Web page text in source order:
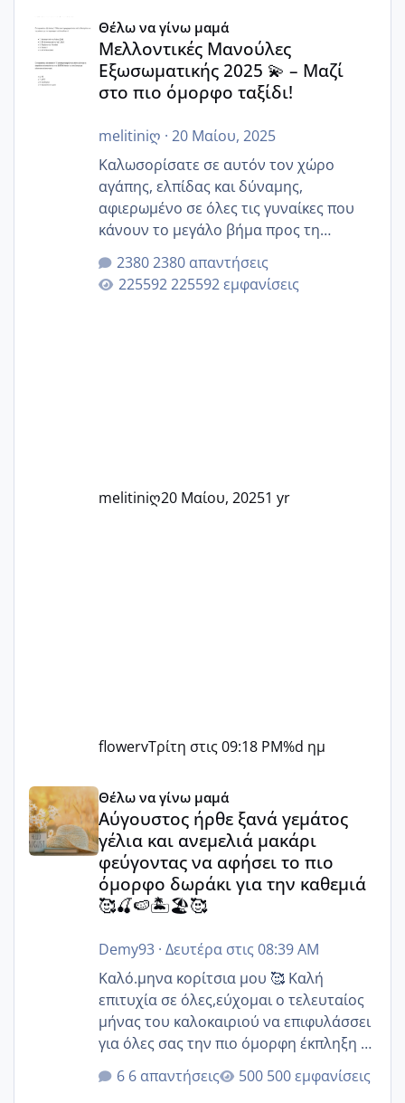
Μελλοντικές Μανούλες Εξωσωματικής 2025 💫 – Μαζί
Θέλω να γίνω μαμά
Μελλοντικές Μανούλες
Εξωσωματικής 2025 💫 – Μαζί
στο πιο όμορφο ταξίδι!
melitiniღ · 20 Μαίου, 2025
Καλωσορίσατε σε αυτόν τον χώρο
αγάπης, ελπίδας και δύναμης,
αφιερωμένο σε όλες τις γυναίκες που
κάνουν το μεγάλο βήμα προς τη
μητρότητα μέσω εξωσωματικής το 2025.
Εδώ θα μοιραστούμε αγωνίες, χαρές,
εμπειρίες και κάθε μικρή ή μεγάλη
2380 απαντήσεις
225592 εμφανίσεις
melitiniღ20 Μαίου, 20251 yr
flowervΤρίτη στις 09:18 PM%d ημ
Αύγουστος ήρθε ξανά γεμάτος γέλια και ανεμελιά
Θέλω να γίνω μαμά
Αύγουστος ήρθε ξανά γεμάτος
γέλια και ανεμελιά μακάρι
φεύγοντας να αφήσει το πιο
όμορφο δωράκι για την καθεμιά
🥰🍒🍉🏝️🏖️🥰
Demy93· Δευτέρα στις 08:39 AM
Καλό.μηνα κορίτσια μου 🥰 Καλή
επιτυχία σε όλες,εύχομαι ο τελευταίος
μήνας του καλοκαιριού να επιφυλάσσει
για όλες σας την πιο όμορφη έκπληξη 🧿
@Elk @Melikara86 @Παρασκευαιδου
@Zenia z @melitiniღ @Christi.D.
6 απαντήσεις 500 εμφανίσεις